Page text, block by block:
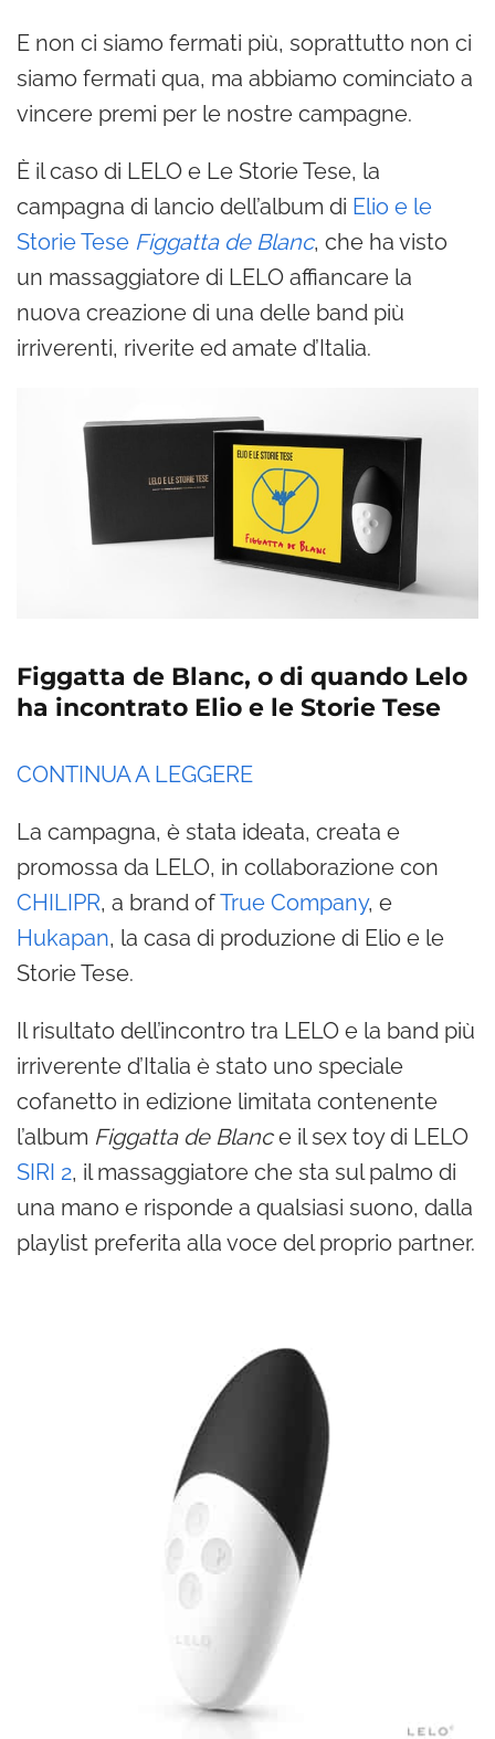
E non ci siamo fermati più, soprattutto non ci
siamo fermati qua, ma abbiamo cominciato a
vincere premi per le nostre campagne.
È il caso di LELO e Le Storie Tese, la
campagna di lancio dell’album di Elio e le
Storie Tese Figgatta de Blanc, che ha visto
un massaggiatore di LELO affiancare la
nuova creazione di una delle band più
irriverenti, riverite ed amate d’Italia.
Figgatta de Blanc, o di quando Lelo
ha incontrato Elio e le Storie Tese
CONTINUA A LEGGERE
La campagna, è stata ideata, creata e
promossa da LELO, in collaborazione con
CHILIPR, a brand ofTrue Company, e
Hukapan, la casa di produzione di Elio e le
Storie Tese.
Il risultato dell’incontro tra LELO e la band più
irriverente d’Italia è stato uno speciale
cofanetto in edizione limitata contenente
l’album Figgatta de Blance il sex toy di LELO
SIRI 2, il massaggiatore che sta sul palmo di
una mano e risponde a qualsiasi suono, dalla
playlist preferita alla voce del proprio partner.